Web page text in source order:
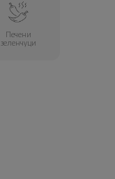
Печени
зеленчуци